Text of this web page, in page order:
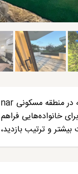
برای خانواده‌هایی
بیشتر و ترتیب